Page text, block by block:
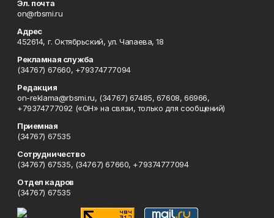
Эл. почта
on@rbsmi.ru
Адрес
452614, г. Октябрьский, ул. Чапаева, 18
Рекламная служба
(34767) 67660, +79374777094
Редакция
on-reklama@rbsmi.ru, (34767) 67485, 67608, 66966,
+79374777092 («ОН» на связи, только для сообщений)
Приемная
(34767) 67535
Сотрудничество
(34767) 67535, (34767) 67660, +79374777094
Отдел кадров
(34767) 67535